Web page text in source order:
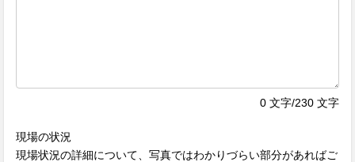
0 文字/230 文字
現場の状況
現場状況の詳細について、写真ではわかりづらい部分があればご